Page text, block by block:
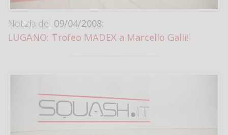
Notizia del 09/04/2008:
LUGANO: Trofeo MADEX a Marcello Galli!